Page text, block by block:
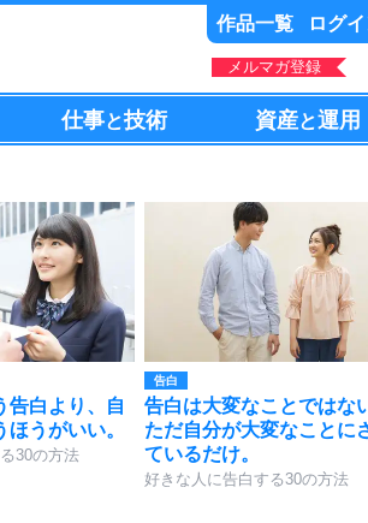
作品一覧 ログ
メルマガ登録
仕事と技術 資産と運用
告白より、自
うがいい。
30の方法
告白
告白は大変なことではな
ただ自分が大変なことに
ているだけ。
好きな人に告白する30の方法